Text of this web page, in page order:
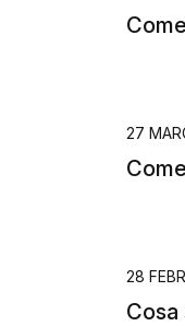
27
28
Cosa